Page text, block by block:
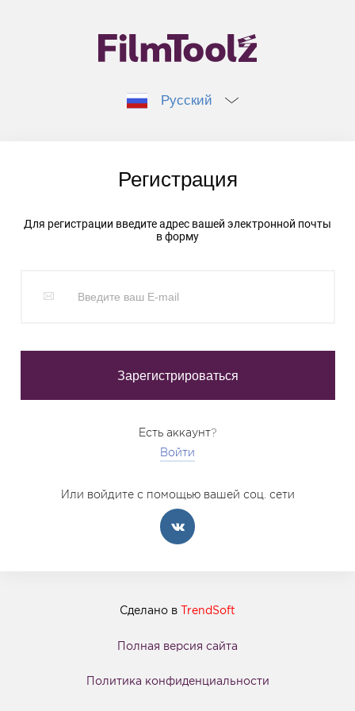
Русский
Регистрация
Для регистрации введите адрес вашей электронной почты
в форму
Есть аккаунт?
Войти
Или войдите с помощью вашей соц. сети
Сделано в TrendSoft
Полная версия сайта
Политика конфиденциальности